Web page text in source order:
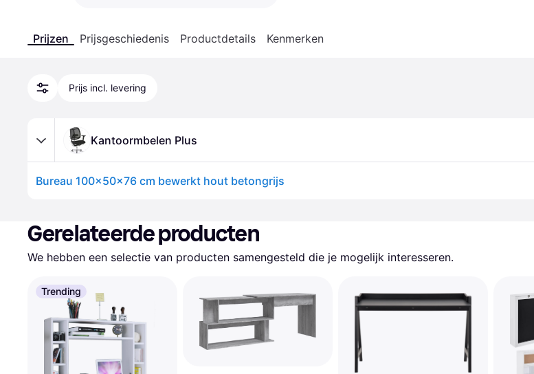
Prijzen Prijsgeschiedenis Productdetails Kenmerken
Prijs incl. levering
Kantoormbelen Plus
Bureau 100x50x76 cm bewerkt hout betongrijs
Gerelateerde producten
We hebben een selectie van producten samengesteld die je mogelijk interesseren.
Trending